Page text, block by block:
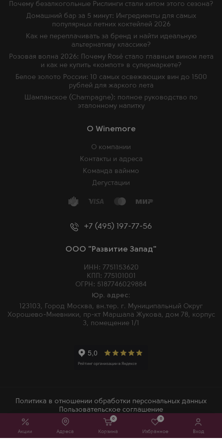
Акции Адреса
0
Корзина
0
Избранное Вход
+7 (495) 197-77-56
ООО "Развитие Запад"
ИНН: 7751153620
КПП: 775101001
ОГРН: 5187746029884
Юр. адрес:
123103, Город Москва, вн.тер. г. Муниципальный Округ
Хорошево-Мневники, пр-кт Маршала Жукова, дом 78, корпус
3, помещение 1/1
O Winemore
О компании
Контакты и адреса
Команда вайнмо
Дегустации
Почему безалкогольные Рислинги стали хитом этого сезона?
Домашний бар за 5 минут: Ингредиенты для самых
популярных летних коктейлей 2026
Как не переплачивать за бренд и найти идеальную
альтернативу классике?
Розовая волна 2026: Почему Rosé стало главным вином лета
и как не купить «компот» в супермаркете?
Белое золото России: 10 самых освежающих вин до 1500
рублей для жаркого лета
Шампанское (Champagne): полное руководство по
эталонному напитку
2026 © Winemore – Магазин алкогольных напитков в Москве
Политика в отношении обработки персональных данных
Пользовательское соглашение